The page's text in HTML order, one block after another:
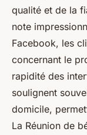
qualité et de la
note
Facebook, les
concernant le
rapidité des
soulignent
domicile,
La Réunion de